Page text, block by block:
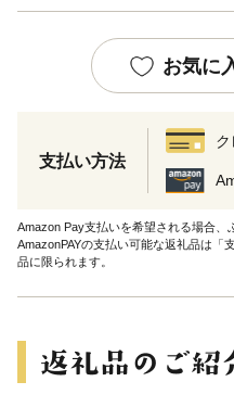
お気に
支払い方法
Amazon Pay支払いを希望される場合、
AmazonPAYの支払い可能な返礼品は「
品に限られます。